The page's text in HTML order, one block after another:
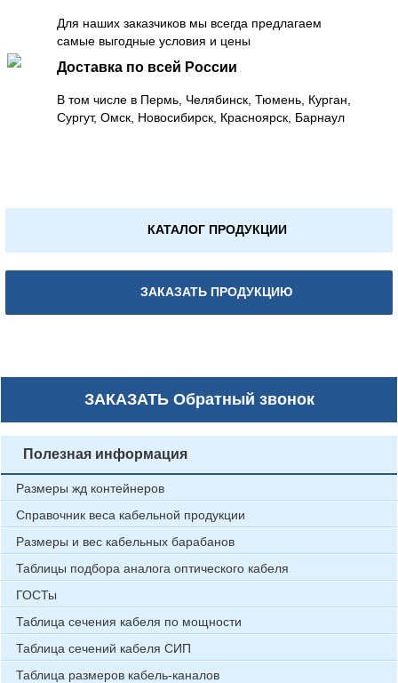
Для наших заказчиков мы всегда предлагаем
самые выгодные условия и цены
Доставка по всей России
В том числе в Пермь, Челябинск, Тюмень, Курган,
Сургут, Омск, Новосибирск, Красноярск, Барнаул
КАТАЛОГ ПРОДУКЦИИ
ЗАКАЗАТЬ ПРОДУКЦИЮ
ЗАКАЗАТЬОбратный звонок
Полезная информация
Размеры жд контейнеров
Справочник веса кабельной продукции
Размеры и вес кабельных барабанов
Таблицы подбора аналога оптического кабеля
ГОСТы
Таблица сечения кабеля по мощности
Таблица сечений кабеля СИП
Таблица размеров кабель-каналов